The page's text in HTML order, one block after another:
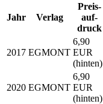
Jahr Verlag
Preis­
auf­
druck
2017 EGMONT
6,90
EUR
(hinten)
2020 EGMONT
6,90
EUR
(hinten)